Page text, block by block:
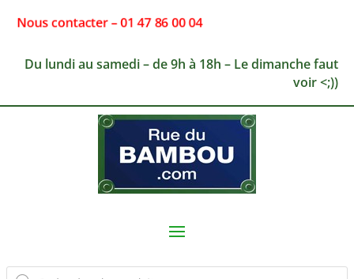
Nous contacter – 01 47 86 00 04
Du lundi au samedi – de 9h à 18h – Le dimanche faut
voir <;))
Recherche